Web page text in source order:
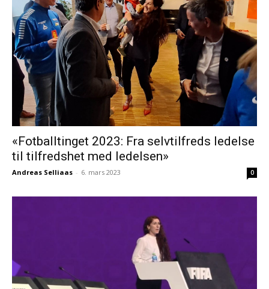
«Fotballtinget 2023: Fra selvtilfreds ledelse
til tilfredshet med ledelsen»
Andreas Selliaas - 6. mars 2023 0